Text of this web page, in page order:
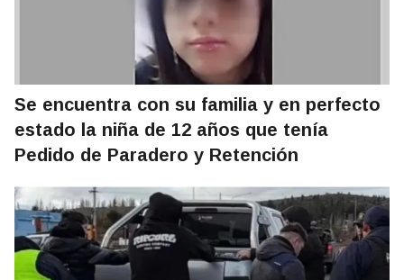
Se encuentra con su familia y en perfecto
estado la niña de 12 años que tenía
Pedido de Paradero y Retención